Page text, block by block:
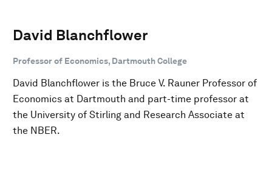
David Blanchflower
Professor of Economics, Dartmouth College
David Blanchflower is the Bruce V. Rauner Professor of
Economics at Dartmouth and part-time professor at
the University of Stirling and Research Associate at
the NBER.